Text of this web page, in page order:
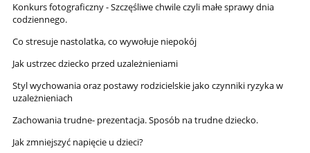
Konkurs fotograficzny - Szczęśliwe chwile czyli małe sprawy dnia
codziennego.
Co stresuje nastolatka, co wywołuje niepokój
Jak ustrzec dziecko przed uzależnieniami
Styl wychowania oraz postawy rodzicielskie jako czynniki ryzyka w
uzależnieniach
Zachowania trudne- prezentacja. Sposób na trudne dziecko.
Jak zmniejszyć napięcie u dzieci?